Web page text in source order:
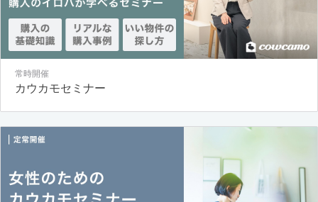
常時開催
カウカモセミナー